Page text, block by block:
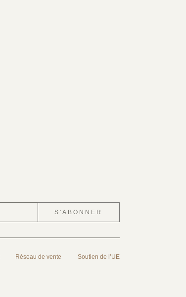
S'ABONNER
Réseau de vente Soutien de l’UE